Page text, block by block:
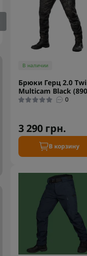
В наличии
Брюки Герц 2.0
Multicam Black
0
3 290 грн.
В корзину